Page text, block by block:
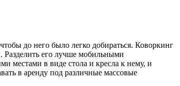
до него было легко добираться. Коворкинг
его лучше мобильными
местами в виде стола и кресла к нему, и
в аренду под различные массовые